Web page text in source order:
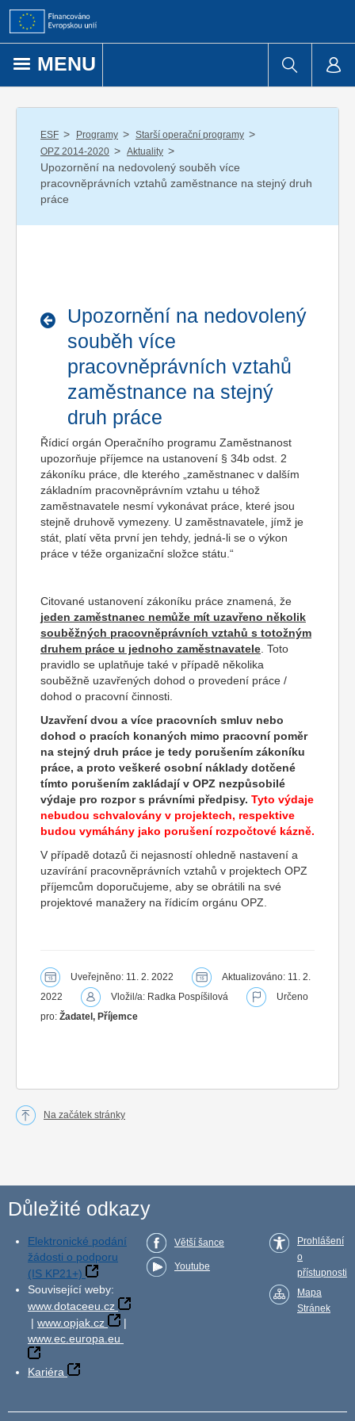
Přejít k obsahu
MENU
ESF / Programy / Starší operační programy /
OPZ 2014-2020 / Aktuality /
Upozornění na nedovolený souběh více
pracovněprávních vztahů zaměstnance na stejný druh
práce
Upozornění na nedovolený
souběh více
pracovněprávních vztahů
zaměstnance na stejný
druh práce
Řídicí orgán Operačního programu Zaměstnanost
upozorňuje příjemce na ustanovení § 34b odst. 2
zákoníku práce, dle kterého „zaměstnanec v dalším
základním pracovněprávním vztahu u téhož
zaměstnavatele nesmí vykonávat práce, které jsou
stejně druhově vymezeny. U zaměstnavatele, jímž je
stát, platí věta první jen tehdy, jedná-li se o výkon
práce v téže organizační složce státu.“
Citované ustanovení zákoníku práce znamená, že
jeden zaměstnanec nemůže mít uzavřeno několik
souběžných pracovněprávních vztahů s totožným
druhem práce u jednoho zaměstnavatele . Toto
pravidlo se uplatňuje také v případě několika
souběžně uzavřených dohod o provedení práce /
dohod o pracovní činnosti.
Uzavření dvou a více pracovních smluv nebo
dohod o pracích konaných mimo pracovní poměr
na stejný druh práce je tedy porušením zákoníku
práce, a proto veškeré osobní náklady dotčené
tímto porušením zakládají v OPZ nezpůsobilé
výdaje pro rozpor s právními předpisy. Tyto výdaje
nebudou schvalovány v projektech, respektive
budou vymáhány jako porušení rozpočtové kázně.
V případě dotazů či nejasností ohledně nastavení a
uzavírání pracovněprávních vztahů v projektech OPZ
příjemcům doporučujeme, aby se obrátili na své
projektové manažery na řídicím orgánu OPZ.
Uveřejněno: 11. 2. 2022
Aktualizováno: 11. 2.
2022
Vložil/a: Radka Pospíšilová
Určeno
pro: Žadatel, Příjemce
Na začátek stránky
Důležité odkazy
Elektronické podání
žádosti o podporu
(IS KP21+)
Související weby:
www.dotaceeu.cz
| www.opjak.cz
|
www.ec.europa.eu
Kariéra
Větší šance
Youtube
Prohlášení
o
přístupnosti
Mapa
Stránek